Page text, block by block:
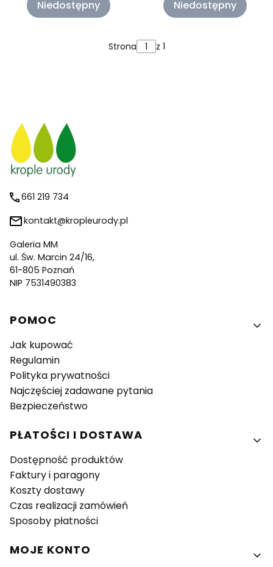
Niedostępny Niedostępny
Strona z 1
661 219 734
kontakt@kropleurody.pl
Galeria MM
ul. Św. Marcin 24/16,
61-805 Poznań
NIP 7531490383
Linki w stopce
POMOC
Jak kupować
Regulamin
Polityka prywatności
Najczęściej zadawane pytania
Bezpieczeństwo
PŁATOŚCI I DOSTAWA
Dostępność produktów
Faktury i paragony
Koszty dostawy
Czas realizacji zamówień
Sposoby płatności
MOJE KONTO